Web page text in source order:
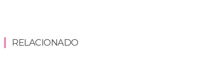
RELACIONADO